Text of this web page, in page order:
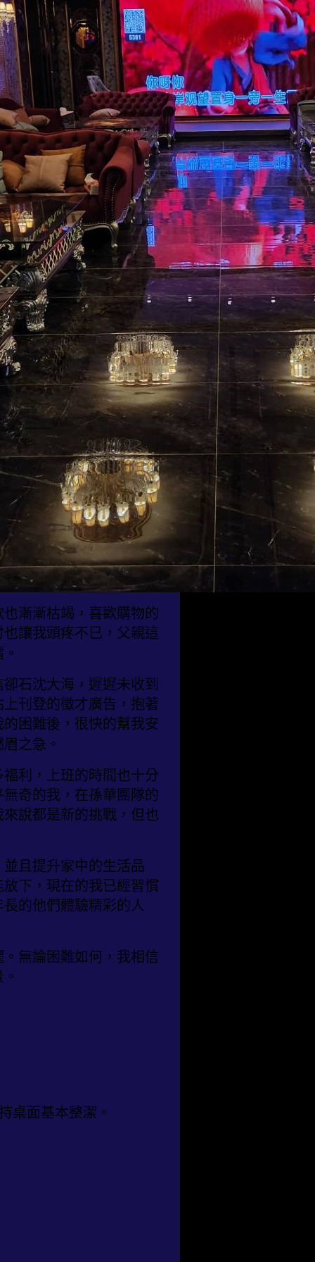
漸漸枯竭，喜歡購物的
讓我頭疼不已，父親這
石沈大海，遲遲未收到
刊登的徵才廣告，抱著
困難後，很快的幫我安
之急。
利，上班的時間也十分
奇的我，在孫華團隊的
說都是新的挑戰，但也
且提升家中的生活品
下，現在的我已經習慣
的他們體驗精彩的人
無論困難如何，我相信
桌面基本整潔。